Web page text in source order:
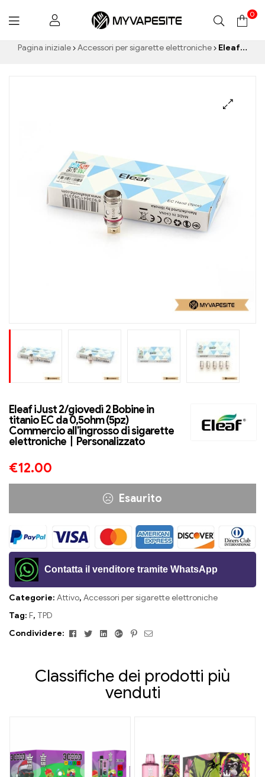
Myvapesite.de
0
Pagina iniziale Accessori per sigarette elettroniche Eleaf iJust 2/giovedì 2 Bobine in titanio EC da 0,5ohm (5pz) Commercio all'ingrosso di sigarette elettroniche丨Personalizzato
Eleaf iJust 2/giovedì 2 Bobine in
titanio EC da 0,5ohm (5pz)
Commercio all'ingrosso di sigarette
elettroniche丨Personalizzato
€12.00
Esaurito
Contatta il venditore tramite WhatsApp
Categorie: Attivo, Accessori per sigarette elettroniche
Tag: F, TPD
Condividere:
FacebookTwitterLinkedinGoogle+Pinterest
E-
Classifiche dei prodotti più
venduti